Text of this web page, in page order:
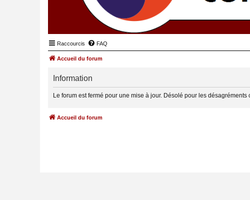
Raccourcis FAQ
Accueil du forum
Information
Le forum est fermé pour une mise à jour. Désolé pour les désagréments
Accueil du forum